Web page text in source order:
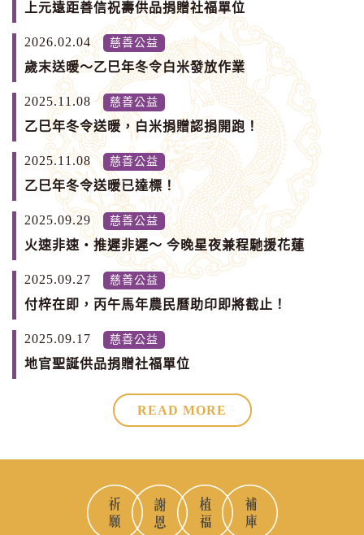
上元遠距善信祝壽供品捐贈社福單位
2026.02.04 慈善公益
歲末送暖～乙巳年冬令白米發放作業
2025.11.08 慈善公益
乙巳年冬令送暖，白米捐贈認捐開跑！
2025.11.08 慈善公益
乙巳年冬令送暖已達標！
2025.09.29 慈善公益
火速非速・推遲非遲～ 今晚星夜兼程馳援花蓮
2025.09.27 慈善公益
付梓在即，丙午馬年農民曆助印即將截止！
2025.09.17 慈善公益
地官聖誕供品捐贈社福單位
READ MORE